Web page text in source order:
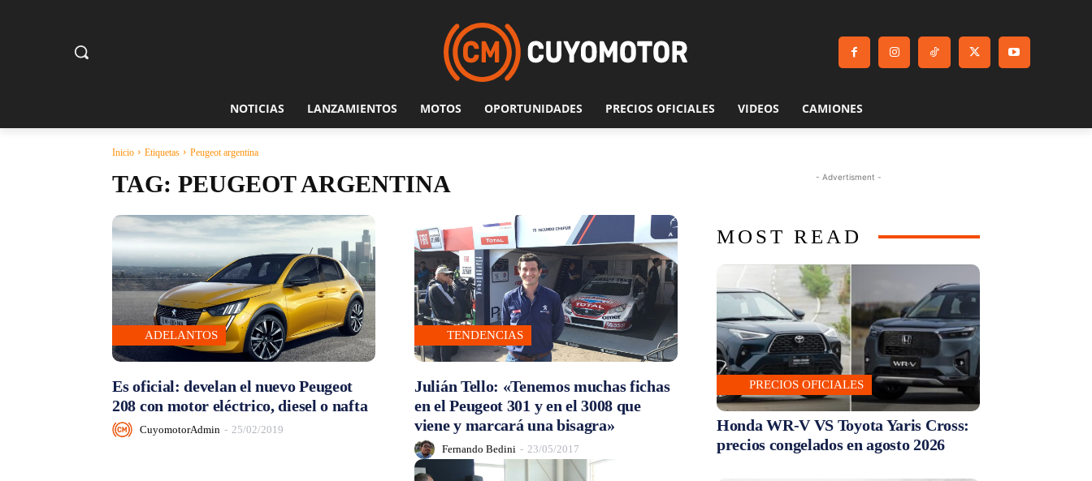
NOTICIAS LANZAMIENTOS MOTOS OPORTUNIDADES PRECIOS OFICIALES VIDEOS CAMIONES
Inicio Etiquetas Peugeot argentina
TAG: PEUGEOT ARGENTINA
ADELANTOS
Es oficial: develan el nuevo Peugeot
208 con motor eléctrico, diesel o nafta
CuyomotorAdmin - 25/02/2019
TENDENCIAS
Julián Tello: «Tenemos muchas fichas
en el Peugeot 301 y en el 3008 que
viene y marcará una bisagra»
Fernando Bedini - 23/05/2017
- Advertisment -
MOST READ
PRECIOS OFICIALES
Honda WR-V VS Toyota Yaris Cross:
precios congelados en agosto 2026